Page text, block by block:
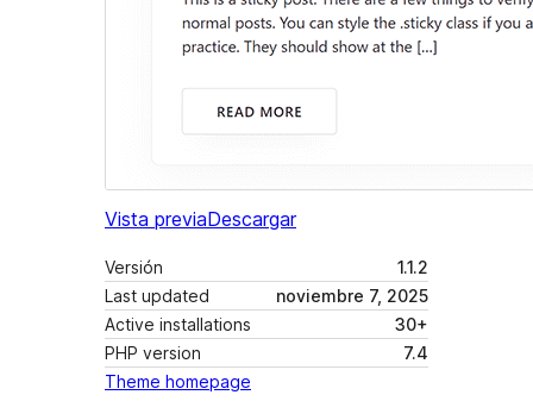
Vista previaDescargar
Versión
1.1.2
Last updated
noviembre 7, 2025
Active installations
30+
PHP version
7.4
Theme homepage